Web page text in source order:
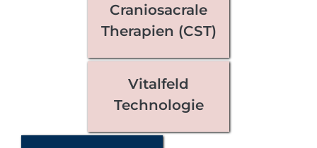
Craniosacrale
Therapien (CST)
Vitalfeld
Technologie